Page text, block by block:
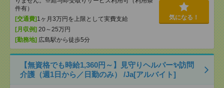
件有）
[交通費] 1ヶ月3万円を上限として実費支給
[月収例] 20～25万円
[勤務地] 広島駅から徒歩5分
気になる！
【無資格でも時給1,360円～】見守りヘルパー✨訪問
介護（週1日から／日勤のみ） /Ja[アルバイト]